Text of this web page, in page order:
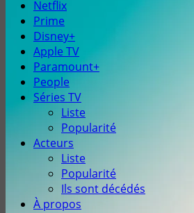
Netflix
Prime
Disney+
Apple TV
Paramount+
People
Séries TV
Liste
Popularité
Acteurs
Liste
Popularité
Ils sont décédés
À propos